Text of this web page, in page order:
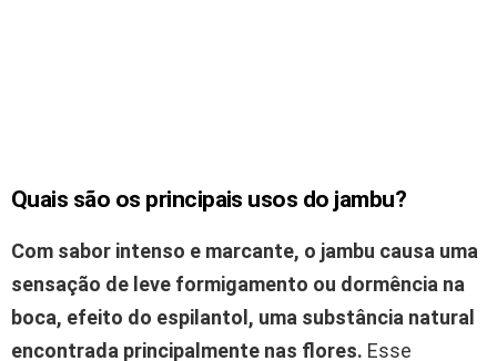
Quais são os principais usos do jambu?
Com sabor intenso e marcante, o jambu causa uma
sensação de leve formigamento ou dormência na
boca, efeito do espilantol, uma substância natural
encontrada principalmente nas flores. Esse